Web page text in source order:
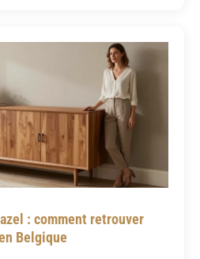
: comment retrouver
Belgique